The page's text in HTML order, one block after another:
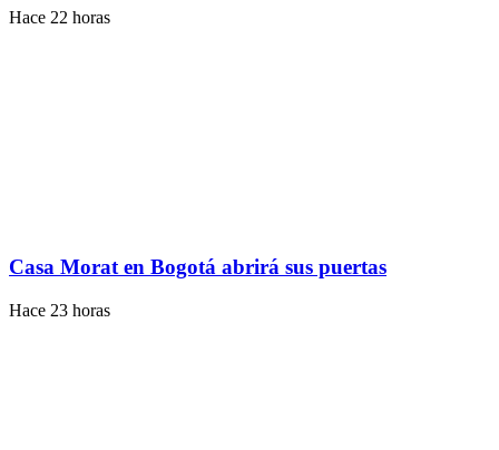
Hace 22 horas
Casa Morat en Bogotá abrirá sus puertas
Hace 23 horas